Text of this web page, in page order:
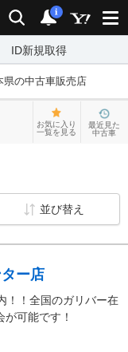
検索 通知
i
ID新規取得
県の中古車販売店
お気に入り
一覧を見る
最近見た
中古車
並び替え
ー店
！！全国のガリバー在
可能です！